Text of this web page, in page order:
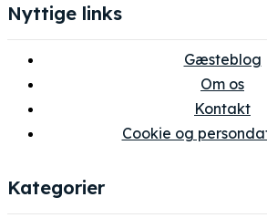
Nyttige links
Gæsteblog
Om os
Kontakt
Cookie og
Kategorier